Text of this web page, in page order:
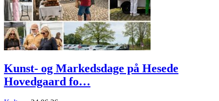
Kunst- og Markedsdage på Hesede
Hovedgaard fo…